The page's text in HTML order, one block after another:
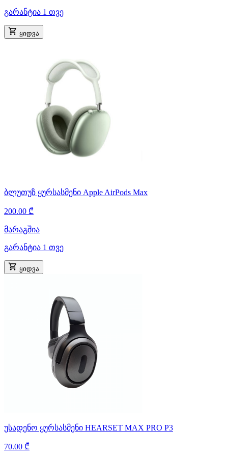
გარანტია 1 თვე
ყიდვა
ბლუთუზ ყურსასმენი Apple AirPods Max
200.00 ₾
მარაგშია
გარანტია 1 თვე
ყიდვა
უსადენო ყურსასმენი HEARSET MAX PRO P3
70.00 ₾